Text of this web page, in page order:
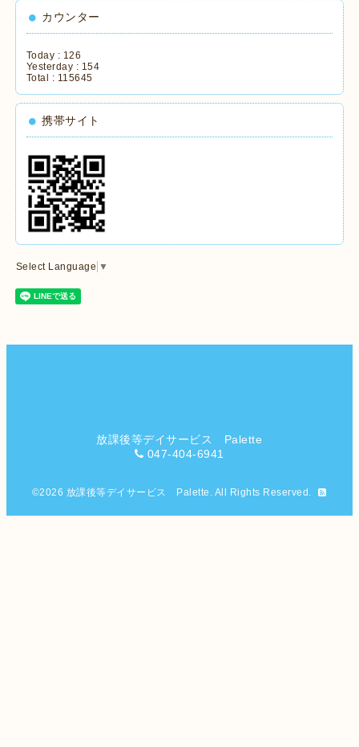
カウンター
Today : 126
Yesterday : 154
Total : 115645
携帯サイト
Select Language ▼
放課後等デイサービス Palette
047-404-6941
©2026 放課後等デイサービス Palette . All Rights Reserved.